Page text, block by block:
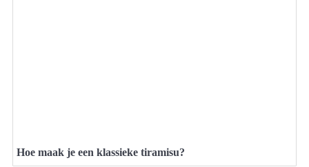
Hoe maak je een klassieke tiramisu?